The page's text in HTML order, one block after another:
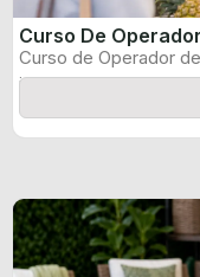
Curso De
Curso de Operador
informado pelo